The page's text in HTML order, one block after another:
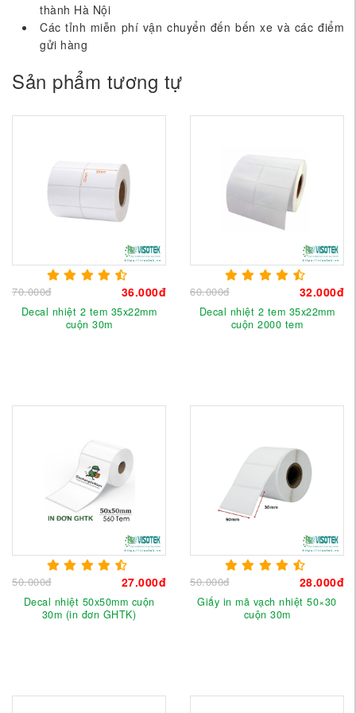
thành Hà Nội
Các tỉnh miễn phí vận chuyển đến bến xe và các điểm
gửi hàng
Sản phẩm tương tự
70.000đ 36.000đ
Decal nhiệt 2 tem 35x22mm
cuộn 30m
60.000đ 32.000đ
Decal nhiệt 2 tem 35x22mm
cuộn 2000 tem
50.000đ 27.000đ
Decal nhiệt 50x50mm cuộn
30m (in đơn GHTK)
50.000đ 28.000đ
Giấy in mã vạch nhiệt 50×30
cuộn 30m